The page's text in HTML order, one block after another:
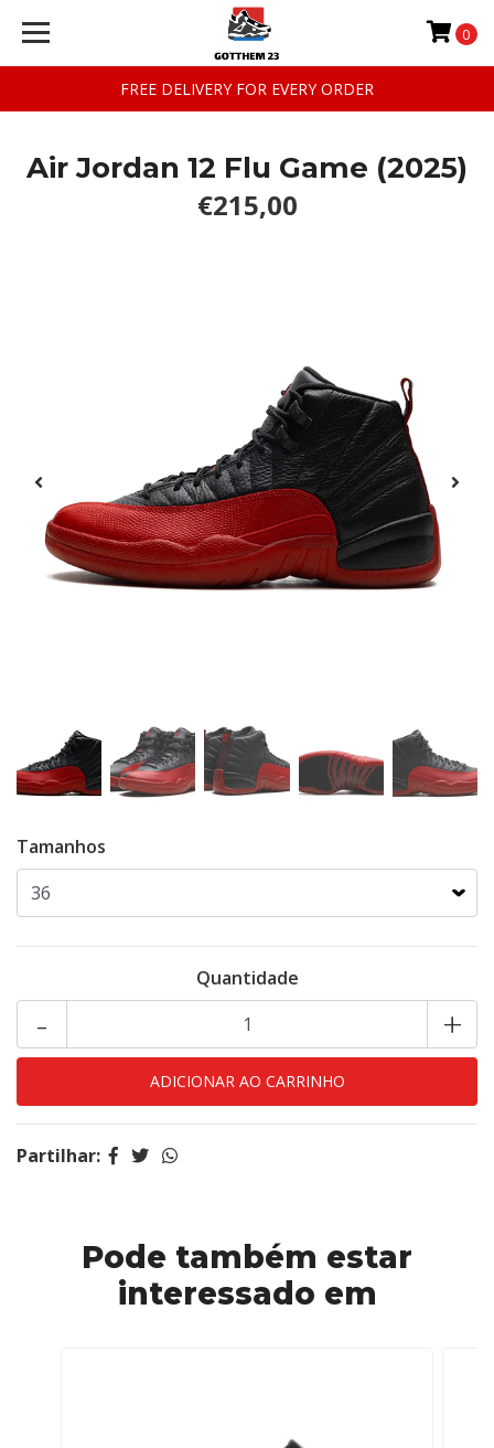
FREE DELIVERY FOR EVERY ORDER
0
Air Jordan 12 Flu Game (2025)
€215,00
Tamanhos
Quantidade
+
-
Partilhar:
Pode também estar
interessado em